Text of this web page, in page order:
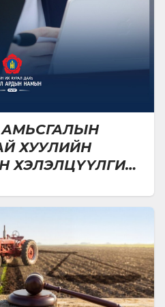
АМЬСГАЛЫН
ХУУЛИЙН
ХЭЛЭЛЦҮҮЛГИЙГ